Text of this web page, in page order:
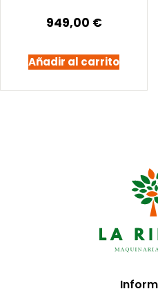
949,00 €
Añadir al carrito